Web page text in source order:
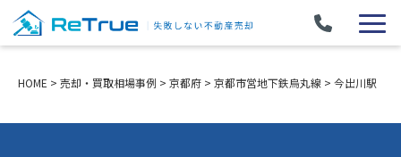
HOME > 売却・買取相場事例 > 京都府 > 京都市営地下鉄烏丸線 > 今出川駅